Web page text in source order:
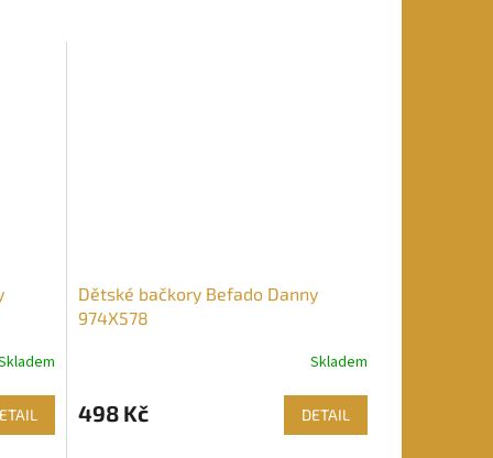
Dětské bačkory Befado Danny
974X578
Skladem
498 Kč DETAIL